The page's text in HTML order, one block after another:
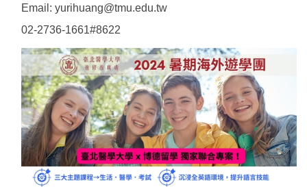
Email: yurihuang@tmu.edu.tw
02-2736-1661#8622